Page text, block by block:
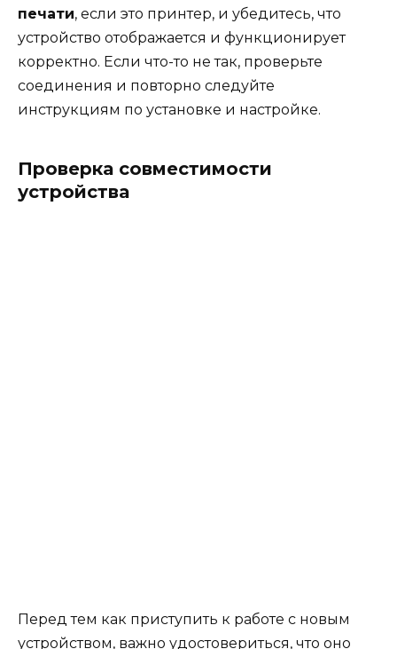
печати, если это принтер, и убедитесь, что
устройство отображается и функционирует
корректно. Если что-то не так, проверьте
соединения и повторно следуйте
инструкциям по установке и настройке.
Проверка совместимости
устройства
Перед тем как приступить к работе с новым
устройством, важно удостовериться, что оно